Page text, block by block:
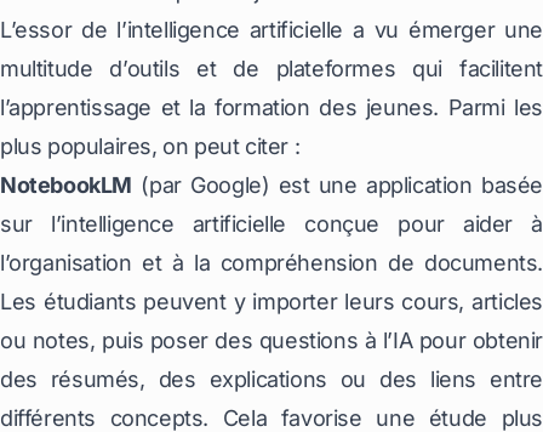
L’essor de l’intelligence artificielle a vu émerger une
multitude d’outils et de plateformes qui facilitent
l’apprentissage et la formation des jeunes. Parmi les
plus populaires, on peut citer :
NotebookLM (par Google) est une application basée
sur l’intelligence artificielle conçue pour aider à
l’organisation et à la compréhension de documents.
Les étudiants peuvent y importer leurs cours, articles
ou notes, puis poser des questions à l’IA pour obtenir
des résumés, des explications ou des liens entre
différents concepts. Cela favorise une étude plus